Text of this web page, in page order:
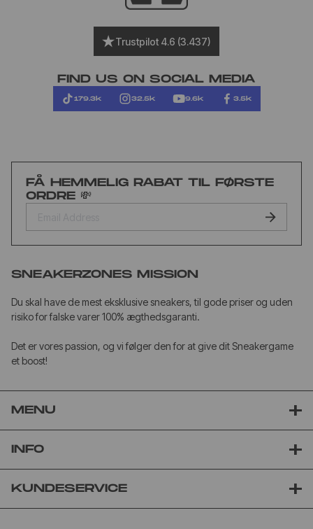
Trustpilot 4.6 (3.437)
FIND US ON SOCIAL MEDIA
179.3k 32.5k 9.6k 3.5k
FÅ HEMMELIG RABAT TIL FØRSTE
ORDRE 💸
SNEAKERZONES MISSION
Du skal have de mest eksklusive sneakers, til gode priser og uden
risiko for falske varer 100% ægthedsgaranti.
Det er vores passion, og vi følger den for at give dit Sneakergame
et boost!
MENU
INFO
KUNDESERVICE